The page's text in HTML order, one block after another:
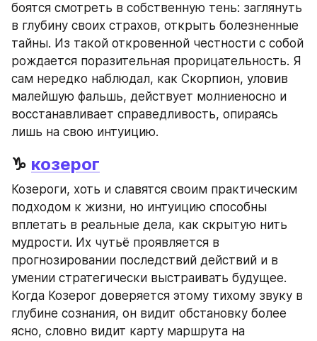
боятся смотреть в собственную тень: заглянуть
в глубину своих страхов, открыть болезненные
тайны. Из такой откровенной честности с собой
рождается поразительная прорицательность. Я
сам нередко наблюдал, как Скорпион, уловив
малейшую фальшь, действует молниеносно и
восстанавливает справедливость, опираясь
лишь на свою интуицию.
♑ козерог
Козероги, хоть и славятся своим практическим
подходом к жизни, но интуицию способны
вплетать в реальные дела, как скрытую нить
мудрости. Их чутьё проявляется в
прогнозировании последствий действий и в
умении стратегически выстраивать будущее.
Когда Козерог доверяется этому тихому звуку в
глубине сознания, он видит обстановку более
ясно, словно видит карту маршрута на